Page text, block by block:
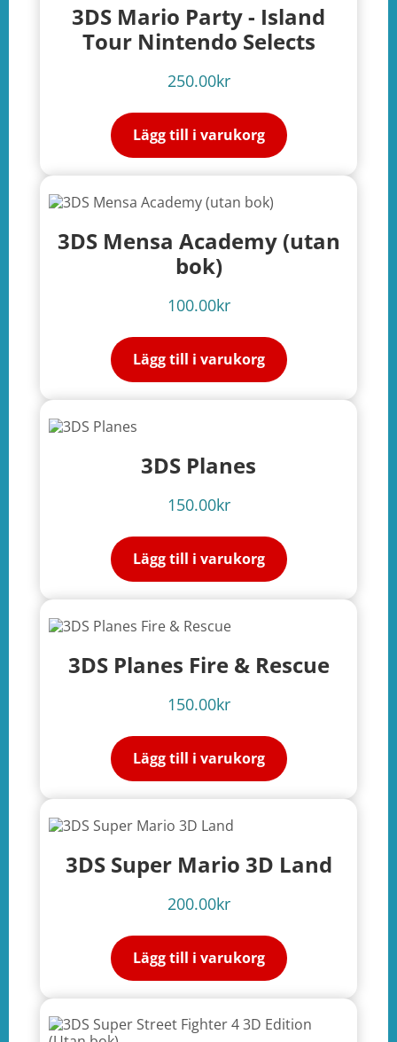
3DS Mario Party - Island
Tour Nintendo Selects
250.00kr
Lägg till i varukorg
3DS Mensa Academy (utan
bok)
100.00kr
Lägg till i varukorg
3DS Planes
150.00kr
Lägg till i varukorg
3DS Planes Fire & Rescue
150.00kr
Lägg till i varukorg
3DS Super Mario 3D Land
200.00kr
Lägg till i varukorg